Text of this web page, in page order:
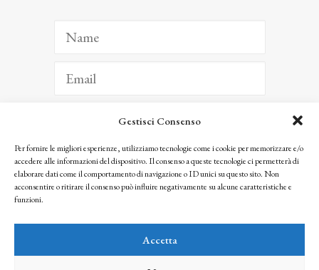
Gestisci Consenso
Per fornire le migliori esperienze, utilizziamo tecnologie come i cookie per memorizzare e/o
accedere alle informazioni del dispositivo. Il consenso a queste tecnologie ci permetterà di
elaborare dati come il comportamento di navigazione o ID unici su questo sito. Non
acconsentire o ritirare il consenso può influire negativamente su alcune caratteristiche e
funzioni.
Accetta
ISCRIVITI
Facendo clic per iscriverti, riconosci che le tue informazioni saranno trattate
seguendo la nostra Privacy Policy
© 2025 Istituto Matteucci. All right reserved
l’autorizzazione scritta dei proprietari dei diritti e dell’Istituto Matteucci